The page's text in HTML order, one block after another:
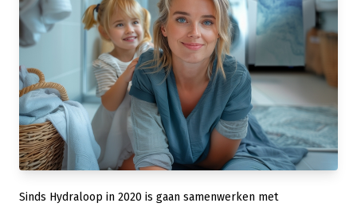
Sinds Hydraloop in 2020 is gaan samenwerken met